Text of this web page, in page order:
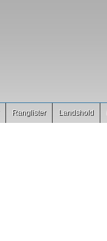
Ranglister Landshold